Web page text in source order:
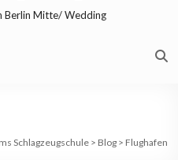
Berlin Mitte/ Wedding
Schlagzeugschule> Blog> Flughafen